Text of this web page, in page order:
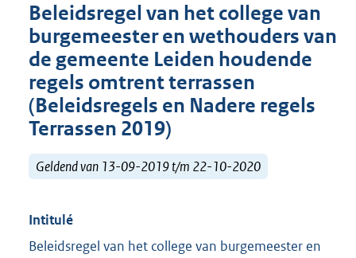
Beleidsregel van het college van
burgemeester en wethouders van
de gemeente Leiden houdende
regels omtrent terrassen
(Beleidsregels en Nadere regels
Terrassen 2019)
Geldend van 13-09-2019 t/m 22-10-2020
Intitulé
Beleidsregel van het college van burgemeester en